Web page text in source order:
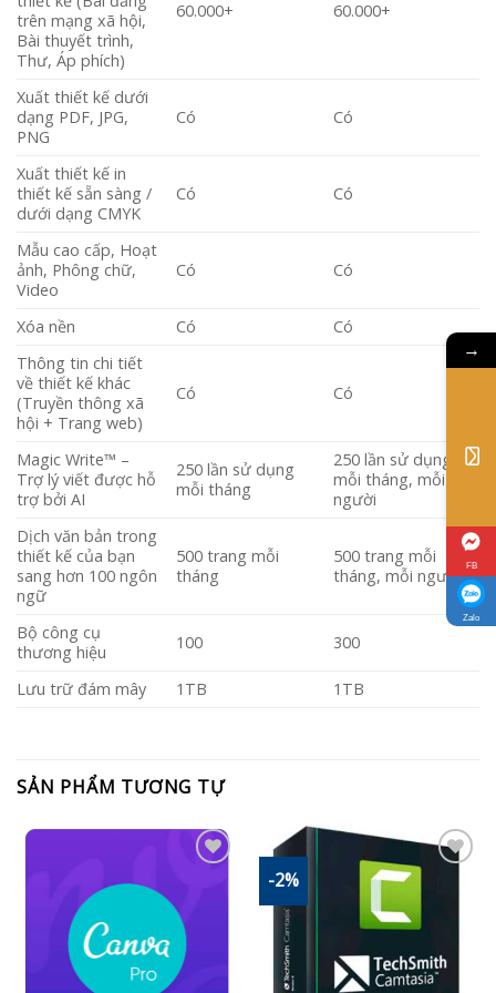
trên mạng xã hội,
Bài thuyết trình,
Thư, Áp phích)
60.000+ 60.000+
Xuất thiết kế dưới
dạng PDF, JPG,
PNG
Có Có
Xuất thiết kế in
thiết kế sẵn sàng /
dưới dạng CMYK
Có Có
Mẫu cao cấp, Hoạt
ảnh, Phông chữ,
Video
Có Có
Xóa nền Có
Có
Thông tin chi tiết
về thiết kế khác
(Truyền thông xã
hội + Trang web)
Có Có
Magic Write™ –
Trợ lý viết được hỗ
trợ bởi AI
250 lần sử dụng
mỗi tháng
250 lần sử dụng
mỗi tháng, mỗi
người
Dịch văn bản trong
thiết kế của bạn
sang hơn 100 ngôn
ngữ
500 trang mỗi
tháng
500 trang mỗi
tháng, mỗi người
Bộ công cụ
thương hiệu
100 300
Lưu trữ đám mây 1TB 1TB
SẢN PHẨM TƯƠNG TỰ
Add to
Wishlist
-2%
→
FB
Zalo